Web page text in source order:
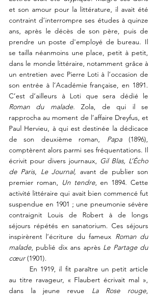
et son amour pour la littérature, il avait été
contraint d’interrompre ses études à quinze
ans, après le décès de son père, puis de
prendre un poste d'employé de bureau. Il
se tailla néanmoins une place, petit à petit,
dans le monde littéraire, notamment grâce à
un entretien avec Pierre Loti à l’occasion de
son entrée à l’Académie française, en 1891.
Roman du malade. Zola, de qui il se
rapprocha au moment de l’affaire Dreyfus, et
Paul Hervieu, à qui est destinée la dédicace
de son deuxième roman, Papa (1896),
comptèrent alors parmi ses fréquentations. Il
écrivit pour divers journaux, Gil Blas, L’Écho
de Paris, Le Journal, avant de publier son
premier roman, Un tendre, en 1894. Cette
activité littéraire qui avait bien commencé fut
suspendue en 1901 ; une pneumonie sévère
contraignit Louis de Robert à de longs
séjours répétés en sanatorium. Ces séjours
inspirèrent l’écriture du fameux Roman du
malade, publié dix ans après Le Partage du
cœur (1901).
au titre ravageur, « Flaubert écrivait mal »,
dans la jeune revue La Rose rouge,